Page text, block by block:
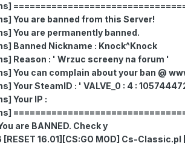
You are banned from this Server!
You are permanently banned.
Banned Nickname : Knock^Knock
Reason : ' Wrzuc screeny na forum '
You can complain about your ban @
Your SteamID : ' VALVE_0 : 4 :
Your IP :
are BANNED. Check y
[RESET 16.01][CS:GO MOD] Cs-